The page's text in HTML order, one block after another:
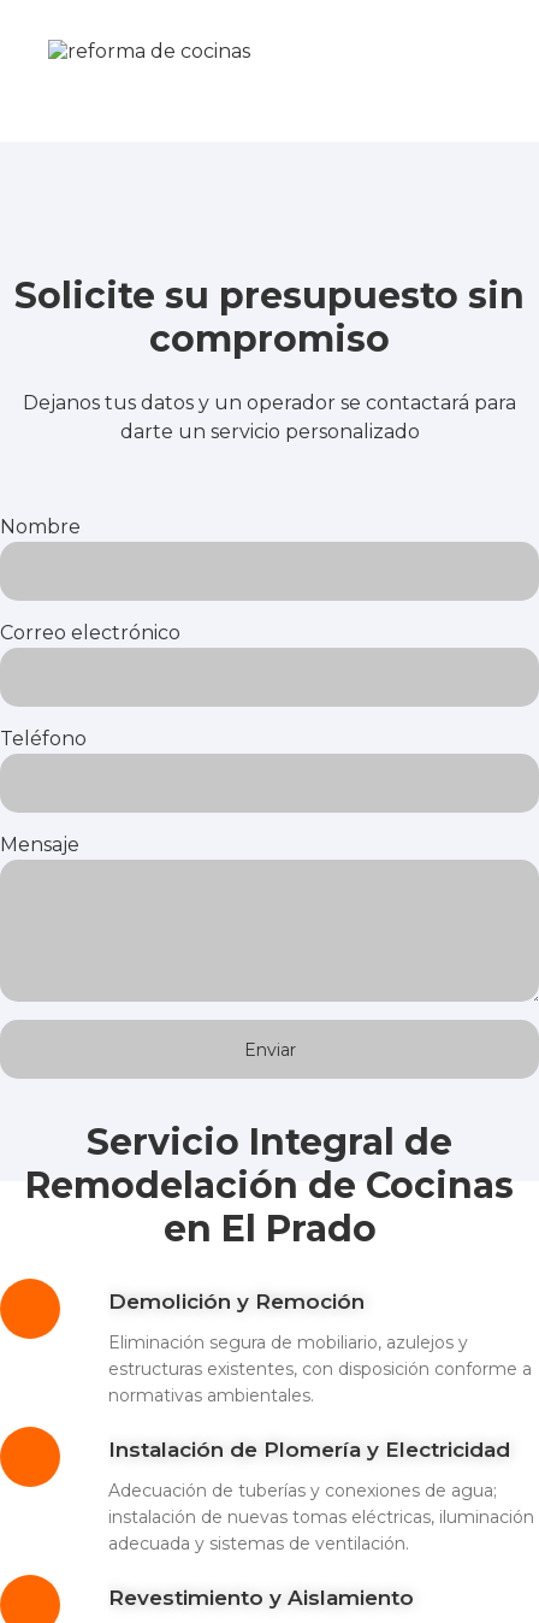
Solicite su presupuesto sin
compromiso
Dejanos tus datos y un operador se contactará para
darte un servicio personalizado
Nombre
Correo electrónico
Teléfono
Mensaje
Servicio Integral de
Remodelación de Cocinas
en El Prado
Demolición y Remoción
Eliminación segura de mobiliario, azulejos y
estructuras existentes, con disposición conforme a
normativas ambientales.
Instalación de Plomería y Electricidad
Adecuación de tuberías y conexiones de agua;
instalación de nuevas tomas eléctricas, iluminación
adecuada y sistemas de ventilación.
Revestimiento y Aislamiento